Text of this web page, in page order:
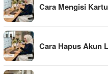
Cara Mengisi
Cara Hapus Akun